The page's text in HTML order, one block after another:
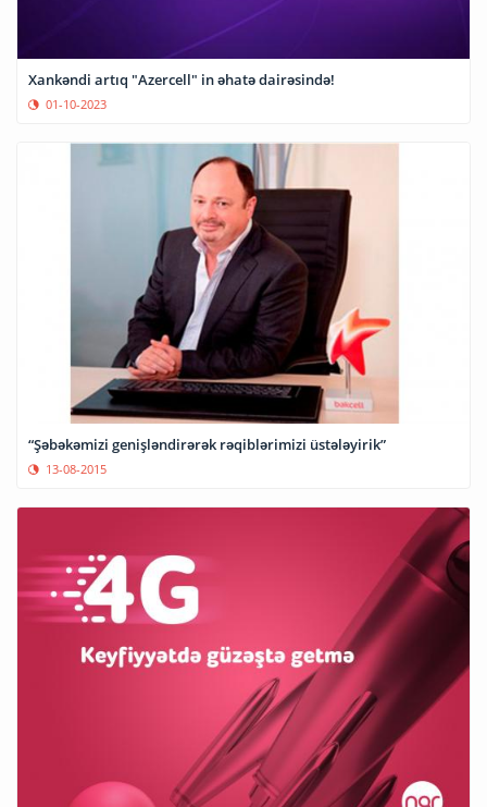
Xankəndi artıq "Azercell" in əhatə dairəsində!
01-10-2023
“Şəbəkəmizi genişləndirərək rəqiblərimizi üstələyirik”
13-08-2015